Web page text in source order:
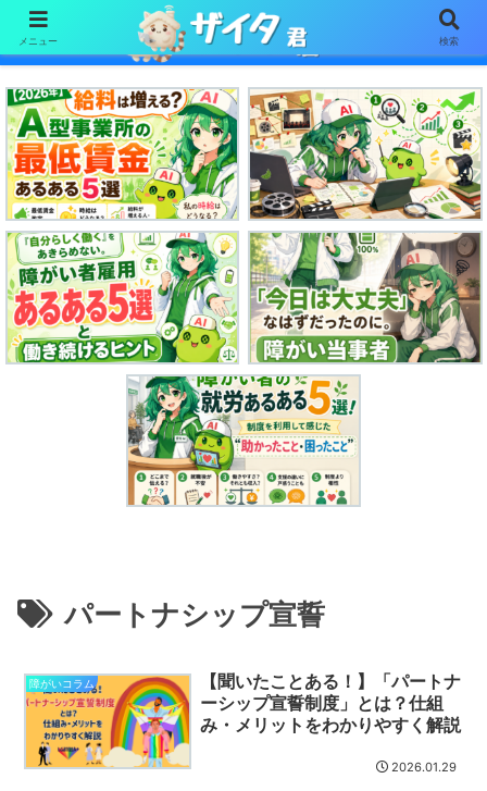
パートナシップ宣誓
障がいコラム
【聞いたことある！】「パートナ
ーシップ宣誓制度」とは？仕組
み・メリットをわかりやすく解説
2026.01.29
メニュー 検索